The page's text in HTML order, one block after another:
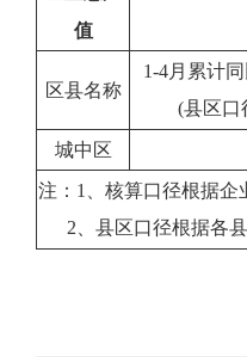
值
区县名称
1-4月累计
(县区口
城中区
注：1、核算口径根据企
2、县区口径根据各